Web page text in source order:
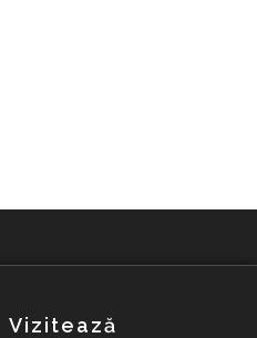
Vizitează